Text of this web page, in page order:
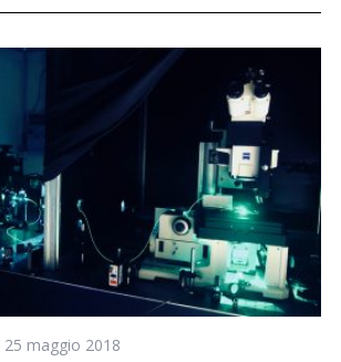
25 maggio 2018